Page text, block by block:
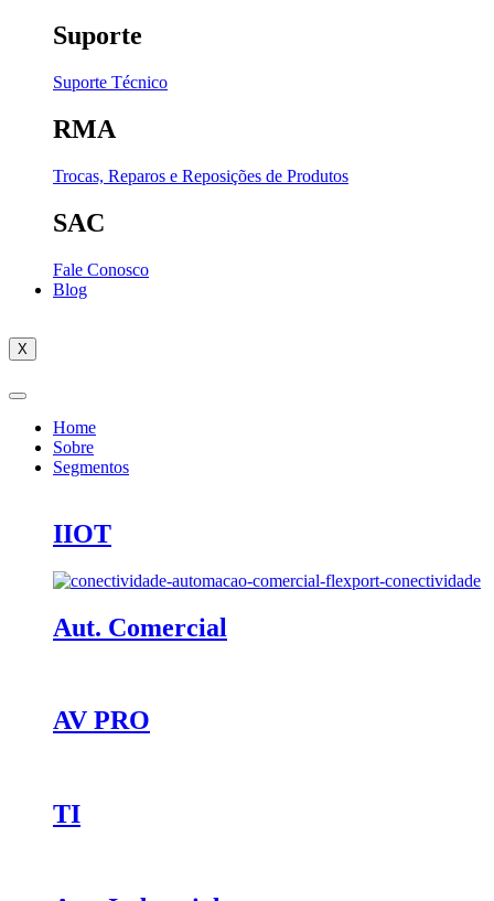
Suporte
Suporte Técnico
RMA
Trocas, Reparos e Reposições de Produtos
SAC
Fale Conosco
Blog
X
Home
Sobre
Segmentos
IIOT
Aut. Comercial
AV PRO
TI